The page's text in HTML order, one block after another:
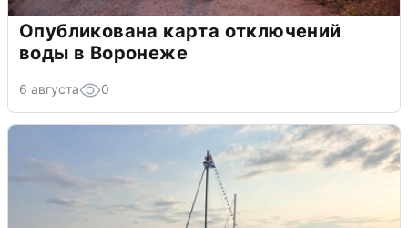
Опубликована карта отключений
воды в Воронеже
6 августа 0